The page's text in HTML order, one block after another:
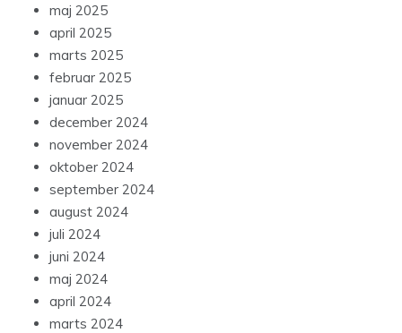
maj 2025
april 2025
marts 2025
februar 2025
januar 2025
december 2024
november 2024
oktober 2024
september 2024
august 2024
juli 2024
juni 2024
maj 2024
april 2024
marts 2024